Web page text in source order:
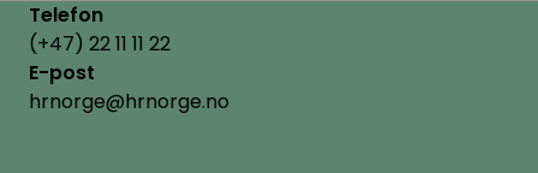
Telefon
(+47) 22 11 11 22
E-post
hrnorge@hrnorge.no